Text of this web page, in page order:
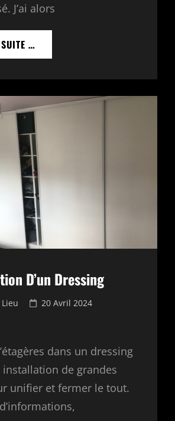
J’ai alors
…
D’UN
DE
EN
SOUS
PENTE
D’un Dressing
Lieu
Posted
20 Avril 2024
dans un dressing
installation de grandes
unifier et fermer le tout.